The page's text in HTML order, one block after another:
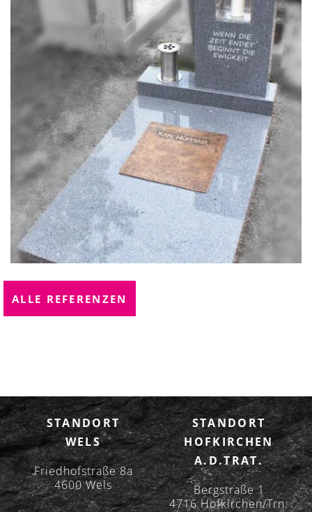
ALLE REFERENZEN
STANDORT
WELS
Friedhofstraße 8a
4600 Wels
STANDORT
HOFKIRCHEN
A.D.TRAT.
Bergstraße 1
4716 Hofkirchen/Trn.